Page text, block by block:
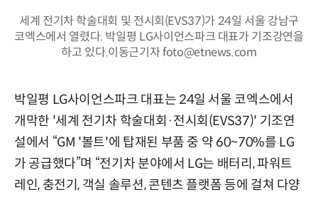
세계 전기차 학술대회 및 전시회(EVS37)가 24일 서울 강남구
코엑스에서 열렸다. 박일평 LG사이언스파크 대표가 기조강연을
하고 있다.이동근기자 foto@etnews.com
박일평 LG사이언스파크 대표는 24일 서울 코엑스에서
개막한 '세계 전기차 학술대회·전시회(EVS37)' 기조연
설에서 “GM '볼트'에 탑재된 부품 중 약 60~70%를 LG
가 공급했다”며 “전기차 분야에서 LG는 배터리, 파워트
레인, 충전기, 객실 솔루션, 콘텐츠 플랫폼 등에 걸쳐 다양